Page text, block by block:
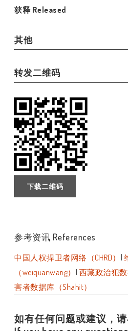
获释 Released
其他
转发二维码
下载二维码
参考资讯 References
中国人权捍卫者网络（CHRD）
（weiquanwang）
西藏政治犯数
害者数据库（Shahit）
如有任何问题或建议，请